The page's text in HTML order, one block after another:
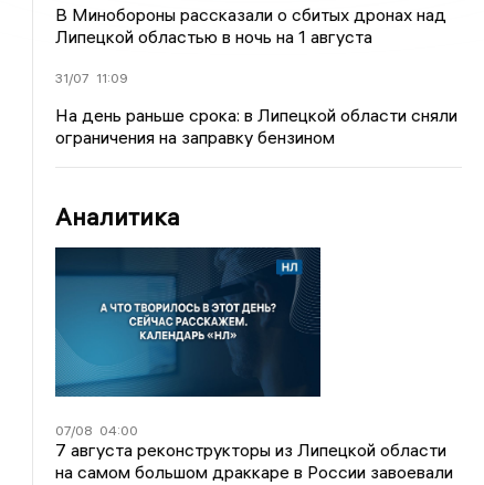
В Минобороны рассказали о сбитых дронах над
Липецкой областью в ночь на 1 августа
31/07 11:09
На день раньше срока: в Липецкой области сняли
ограничения на заправку бензином
Аналитика
07/08 04:00
7 августа реконструкторы из Липецкой области
на самом большом драккаре в России завоевали